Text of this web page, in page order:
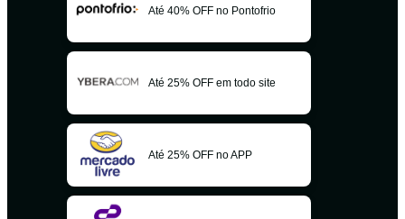
Até 40% OFF no Pontofrio
Até 25% OFF em todo site
Até 25% OFF no APP